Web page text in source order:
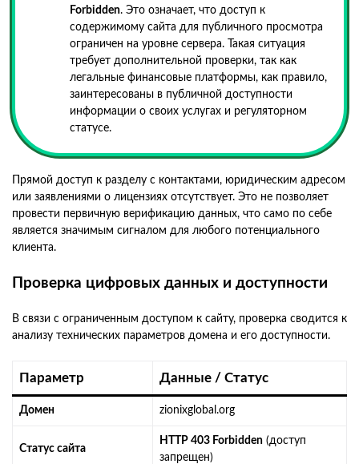
Forbidden. Это означает, что доступ к
содержимому сайта для публичного просмотра
ограничен на уровне сервера. Такая ситуация
требует дополнительной проверки, так как
легальные финансовые платформы, как правило,
заинтересованы в публичной доступности
информации о своих услугах и регуляторном
статусе.
Прямой доступ к разделу с контактами, юридическим адресом
или заявлениями о лицензиях отсутствует. Это не позволяет
провести первичную верификацию данных, что само по себе
является значимым сигналом для любого потенциального
клиента.
Проверка цифровых данных и доступности
В связи с ограниченным доступом к сайту, проверка сводится к
анализу технических параметров домена и его доступности.
Параметр Данные / Статус
Домен zionixglobal.org
Статус сайта
HTTP 403 Forbidden (доступ
запрещен)